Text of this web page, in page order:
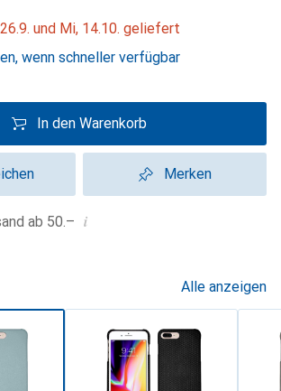
26.9. und Mi, 14.10. geliefert
wenn schneller verfügbar
In den Warenkorb
Merken
ab 50.– i
Alle anzeigen